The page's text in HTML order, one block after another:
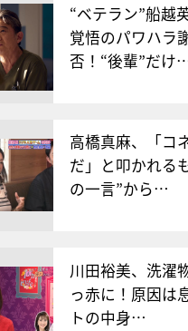
“ベテラン”船越
覚悟のパワハラ
否！“後輩”だけ
高橋真麻、「コ
だ」と叩かれる
の一言”から…
川田裕美、洗濯
っ赤に！原因は
トの中身…